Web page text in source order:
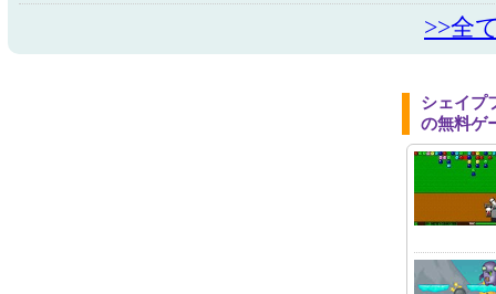
>>全
シェイプ
の無料ゲ